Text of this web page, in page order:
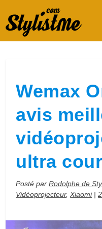
Wemax
avis
ultra
Posté parRodolphe de
Vidéoprojecteur, Xiaomi|